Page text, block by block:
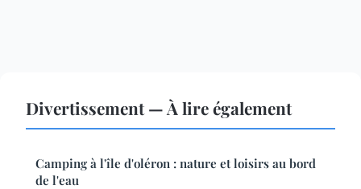
Divertissement — À lire également
Camping à l'île d'oléron : nature et loisirs au bord
de l'eau